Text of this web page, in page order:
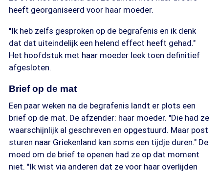
heeft georganiseerd voor haar moeder.
"Ik heb zelfs gesproken op de begrafenis en ik denk
dat dat uiteindelijk een helend effect heeft gehad."
Het hoofdstuk met haar moeder leek toen definitief
afgesloten.
Brief op de mat
Een paar weken na de begrafenis landt er plots een
brief op de mat. De afzender: haar moeder. "Die had ze
waarschijnlijk al geschreven en opgestuurd. Maar post
sturen naar Griekenland kan soms een tijdje duren." De
moed om de brief te openen had ze op dat moment
niet. "Ik wist via anderen dat ze voor haar overlijden